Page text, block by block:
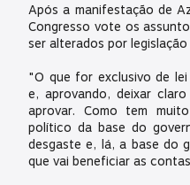
Após a manifestação de
Congresso vote os
ser alterados por
"O que for exclusivo de
e, aprovando, deixar
aprovar. Como tem
político da base do
desgaste e, lá, a base do
que vai beneficiar as